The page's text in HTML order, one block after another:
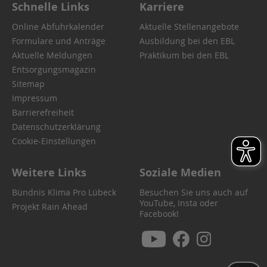
Schnelle Links
Online Abfuhrkalender
Formulare und Anträge
Aktuelle Meldungen
Entsorgungsmagazin
Sitemap
Impressum
Barrierefreiheit
Datenschutzerklärung
Cookie-Einstellungen
Karriere
Aktuelle Stellenangebote
Ausbildung bei den EBL
Praktikum bei den EBL
Weitere Links
Bündnis Klima Pro Lübeck
Projekt Rain Ahead
Soziale Medien
Besuchen Sie uns auch auf
YouTube, Insta oder
Facebook!